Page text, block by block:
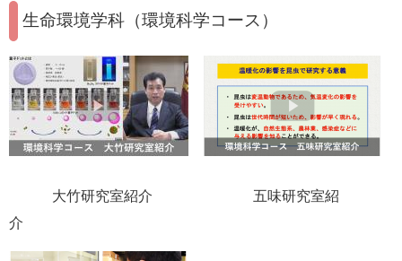
生命環境学科（環境科学コース）
大竹研究室紹介 五味研究室紹
介